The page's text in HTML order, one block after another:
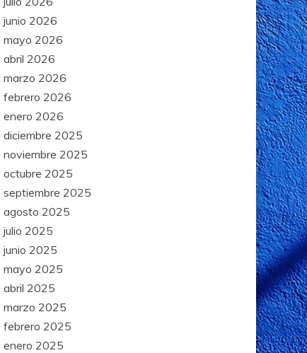
junio 2026
mayo 2026
abril 2026
marzo 2026
febrero 2026
enero 2026
diciembre 2025
noviembre 2025
octubre 2025
septiembre 2025
agosto 2025
julio 2025
junio 2025
mayo 2025
abril 2025
marzo 2025
febrero 2025
enero 2025